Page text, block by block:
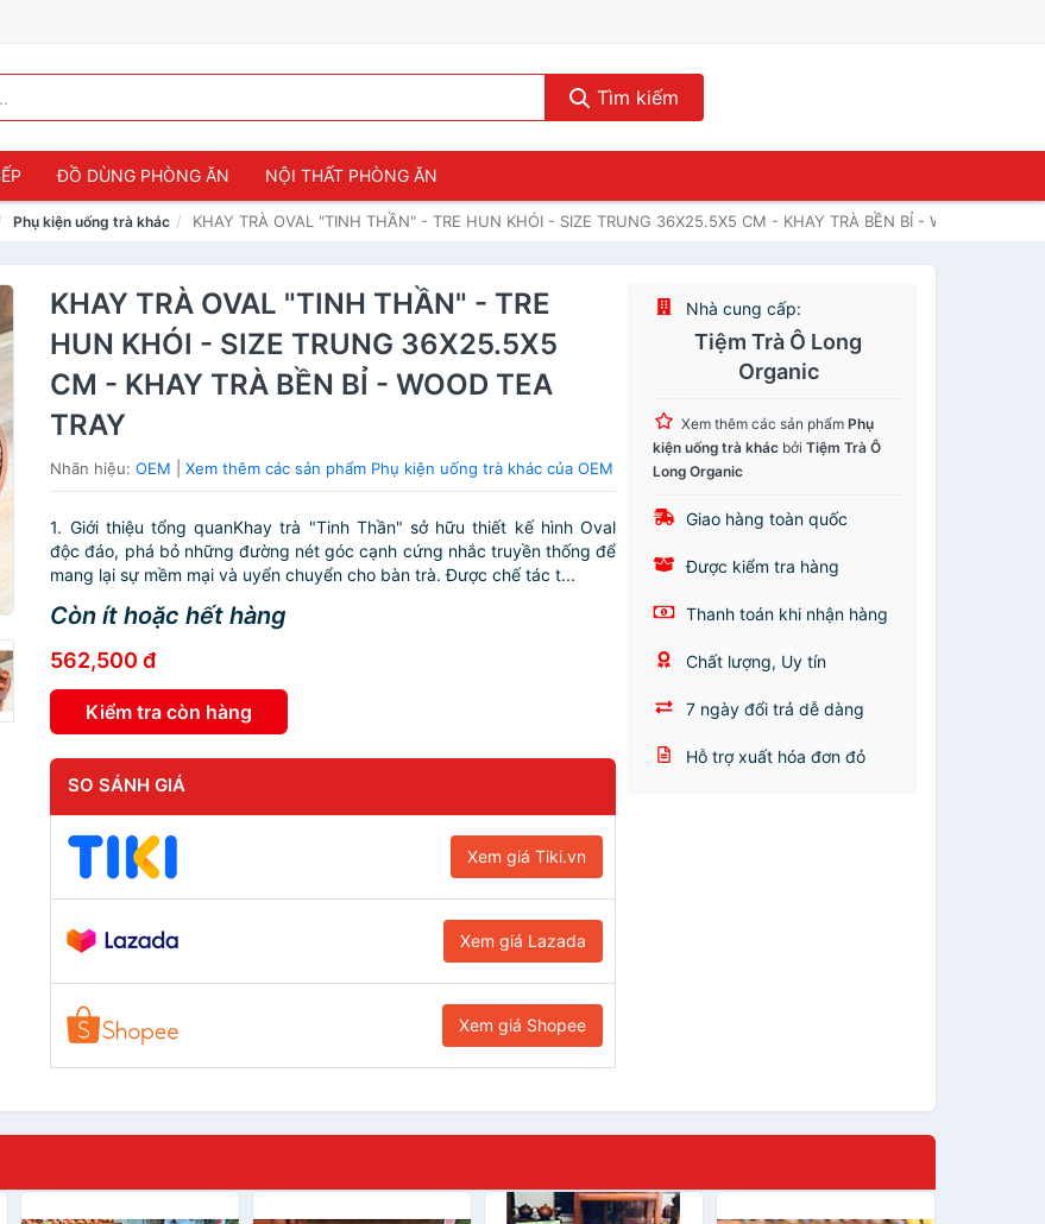
Tìm kiếm
ĐỒ DÙNG PHÒNG ĂN NỘI THẤT PHÒNG ĂN
Phụ kiện uống trà khác KHAY TRÀ OVAL "TINH THẦN" - TRE HUN KHÓI - SIZE TRUNG 36X25.5X5 CM - KHAY TRÀ BỀN BỈ - WOOD TEA
KHAY TRÀ OVAL "TINH THẦN" - TRE
HUN KHÓI - SIZE TRUNG 36X25.5X5
CM - KHAY TRÀ BỀN BỈ - WOOD TEA
TRAY
Nhãn hiệu:OEM |Xem thêm các sản phẩm Phụ kiện uống trà khác của OEM
1. Giới thiệu tổng quanKhay trà "Tinh Thần" sở hữu thiết kế hình Oval
độc đáo, phá bỏ những đường nét góc cạnh cứng nhắc truyền thống để
mang lại sự mềm mại và uyển chuyển cho bàn trà. Được chế tác t...
Còn ít hoặc hết hàng
562,500 đ
Kiểm tra còn hàng
SO SÁNH GIÁ
Xem giá Tiki.vn
Xem giá Lazada
Xem giá Shopee
Nhà cung cấp:
Tiệm Trà Ô Long
Organic
Xem thêm các sản phẩmPhụ
kiện uống trà khác bởiTiệm Trà Ô
Long Organic
Giao hàng toàn quốc
Được kiểm tra hàng
Thanh toán khi nhận hàng
Chất lượng, Uy tín
7 ngày đổi trả dễ dàng
Hỗ trợ xuất hóa đơn đỏ